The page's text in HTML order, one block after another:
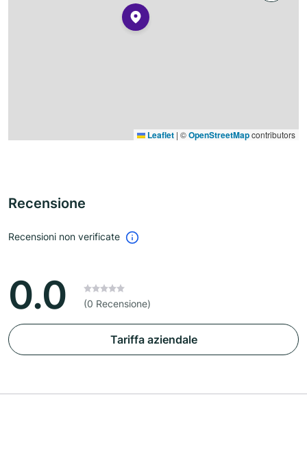
Leaflet | ©OpenStreetMapcontributors
Recensione
Recensioni non verificate
0.0 (0 Recensione)
Tariffa aziendale